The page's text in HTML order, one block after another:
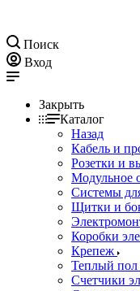
Поиск
Вход
Закрыть
Каталог
Назад
Кабель и
Розетки и
Модульное
Системы
Щитки и
Коробки
Крепеж
Теплый пол
Счетчики